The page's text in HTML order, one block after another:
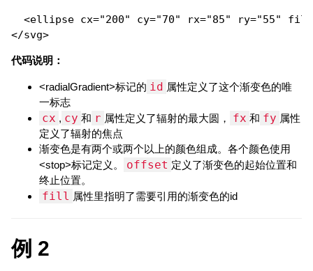
<ellipse cx="200" cy="70" rx="85" ry="55"
代码说明：
<radialGradient>标记的 id 属性定义了这个渐变色的唯
一标志
cx , cy 和 r 属性定义了辐射的最大圆， fx 和 fy 属性
定义了辐射的焦点
渐变色是有两个或两个以上的颜色组成。各个颜色使用
<stop>标记定义。
offset 定义了渐变色的起始位置和
终止位置。
fill 属性里指明了需要引用的渐变色的id
例 2